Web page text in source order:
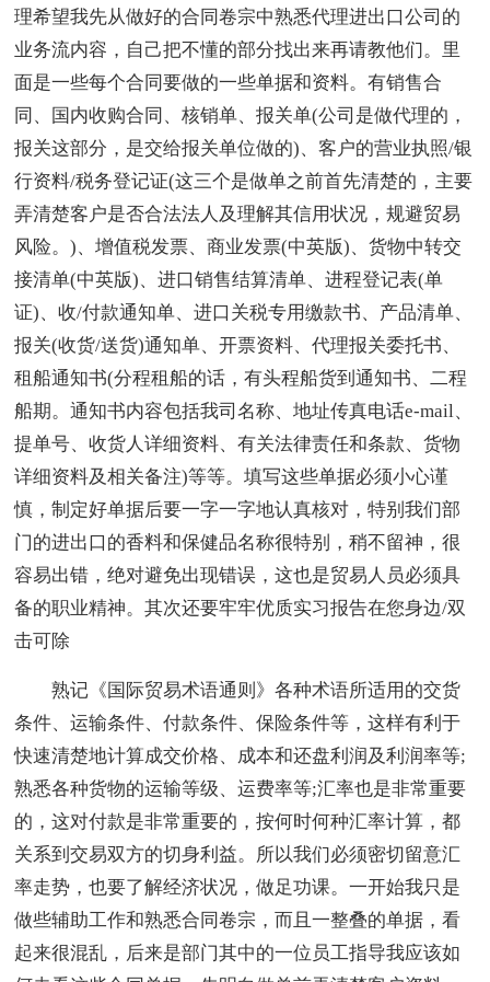
理希望我先从做好的合同卷宗中熟悉代理进出口公司的
业务流内容，自己把不懂的部分找出来再请教他们。里
面是一些每个合同要做的一些单据和资料。有销售合
同、国内收购合同、核销单、报关单(公司是做代理的，
报关这部分，是交给报关单位做的)、客户的营业执照/银
行资料/税务登记证(这三个是做单之前首先清楚的，主要
弄清楚客户是否合法法人及理解其信用状况，规避贸易
风险。)、增值税发票、商业发票(中英版)、货物中转交
接清单(中英版)、进口销售结算清单、进程登记表(单
证)、收/付款通知单、进口关税专用缴款书、产品清单、
报关(收货/送货)通知单、开票资料、代理报关委托书、
租船通知书(分程租船的话，有头程船货到通知书、二程
船期。通知书内容包括我司名称、地址传真电话e-mail、
提单号、收货人详细资料、有关法律责任和条款、货物
详细资料及相关备注)等等。填写这些单据必须小心谨
慎，制定好单据后要一字一字地认真核对，特别我们部
门的进出口的香料和保健品名称很特别，稍不留神，很
容易出错，绝对避免出现错误，这也是贸易人员必须具
备的职业精神。其次还要牢牢优质实习报告在您身边/双
击可除
熟记《国际贸易术语通则》各种术语所适用的交货
条件、运输条件、付款条件、保险条件等，这样有利于
快速清楚地计算成交价格、成本和还盘利润及利润率等;
熟悉各种货物的运输等级、运费率等;汇率也是非常重要
的，这对付款是非常重要的，按何时何种汇率计算，都
关系到交易双方的切身利益。所以我们必须密切留意汇
率走势，也要了解经济状况，做足功课。一开始我只是
做些辅助工作和熟悉合同卷宗，而且一整叠的单据，看
起来很混乱，后来是部门其中的一位员工指导我应该如